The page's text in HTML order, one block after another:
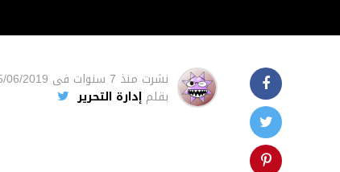
نشرت منذ 7 سنوات فى 06/2019
بقلم إدارة التحرير